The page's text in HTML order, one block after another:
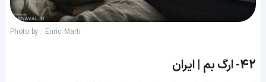
Photo by : Enric Marti
42- ارگ بم | ایران